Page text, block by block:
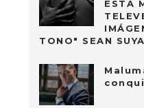
ESTA
TONO" SEAN